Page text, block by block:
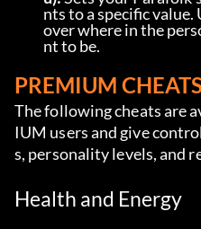
nts to a specific
over where in the
nt to be.
PREMIUM
The following cheats are
IUM users and give
s, personality levels, and
Health and Energy